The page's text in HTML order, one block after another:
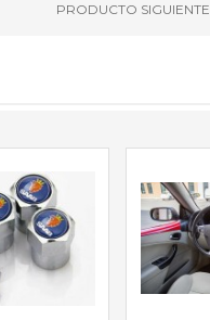
PRODUCTO SIGUIENTE